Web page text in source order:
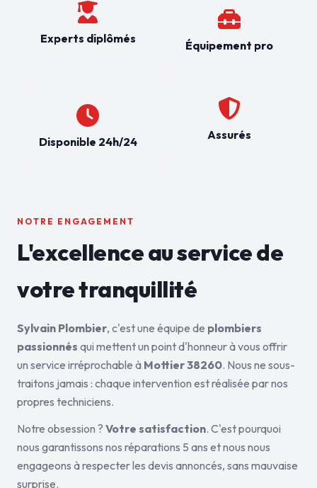
Experts diplômés
Disponible 24h/24
Équipement pro
Assurés
NOTRE ENGAGEMENT
L'excellence au service de
votre tranquillité
Sylvain Plombier, c'est une équipe de plombiers
passionnés qui mettent un point d'honneur à vous offrir
un service irréprochable à Mottier 38260. Nous ne sous-
traitons jamais : chaque intervention est réalisée par nos
propres techniciens.
Notre obsession ? Votre satisfaction. C'est pourquoi
nous garantissons nos réparations 5 ans et nous nous
engageons à respecter les devis annoncés, sans mauvaise
surprise.